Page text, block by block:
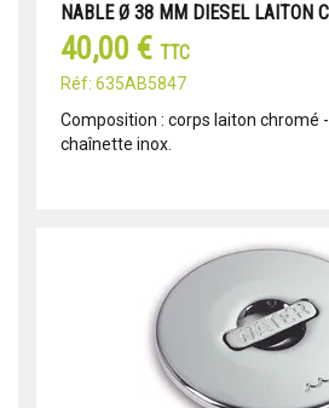
NABLE Ø 38 MM DIESEL LAITON
40,00 € TTC
Réf: 635AB5847
Composition : corps laiton chromé
chaînette inox.